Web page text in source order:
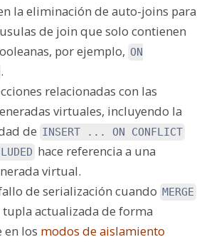
la eliminación de auto-joins para
de join que solo contienen
por ejemplo, ON
.
relacionadas con las
virtuales, incluyendo la
de INSERT ... ON CONFLICT
hace referencia a una
virtual.
de serialización cuando MERGE
actualizada de forma
en los modos de aislamiento